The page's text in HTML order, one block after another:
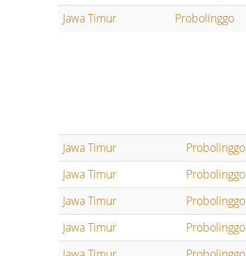
Jawa Timur
Probolinggo
Jawa Timur Probolinggo
Jawa Timur
Probolinggo
Jawa Timur
Probolinggo
Jawa Timur
Probolinggo